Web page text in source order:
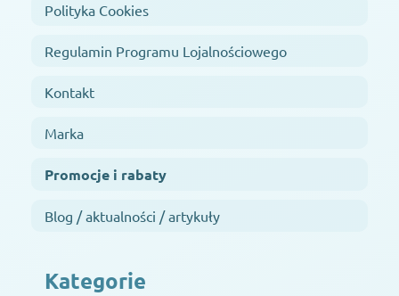
Polityka Cookies
Regulamin Programu Lojalnościowego
Kontakt
Marka
Promocje i rabaty
Blog / aktualności / artykuły
Kategorie